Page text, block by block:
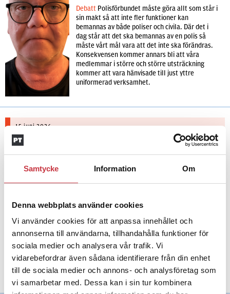
Samtycke Information Om
Denna webbplats använder cookies
Vi använder cookies för att anpassa innehållet och
annonserna till användarna, tillhandahålla funktioner för
sociala medier och analysera vår trafik. Vi
vidarebefordrar även sådana identifierare från din enhet
till de sociala medier och annons- och analysföretag som
vi samarbetar med. Dessa kan i sin tur kombinera
Debatt Polisförbundet måste göra allt som står i
sin makt så att inte fler funktioner kan
bemannas av både poliser och civila. Där det i
dag står att det ska bemannas av en polis så
måste vårt mål vara att det inte ska förändras.
Konsekvensen kommer annars bli att våra
medlemmar i större och större utsträckning
kommer att vara hänvisade till just yttre
uniformerad verksamhet.
15 juni 2026
Replik:
Bra att vi ställer höga krav på våra
Insänt"Att fem procent underkänns är inte konstigt när man ser till
någonting fungerar trots allt. Kraven på aspiranter kan inte sänkas
Det menar skribenten i en replik på insändaren om aspiranter.
4 juni 2026
Insändare:Miljoner i sjön –
polisaspiranter underkänns på
godtyckliga grunder